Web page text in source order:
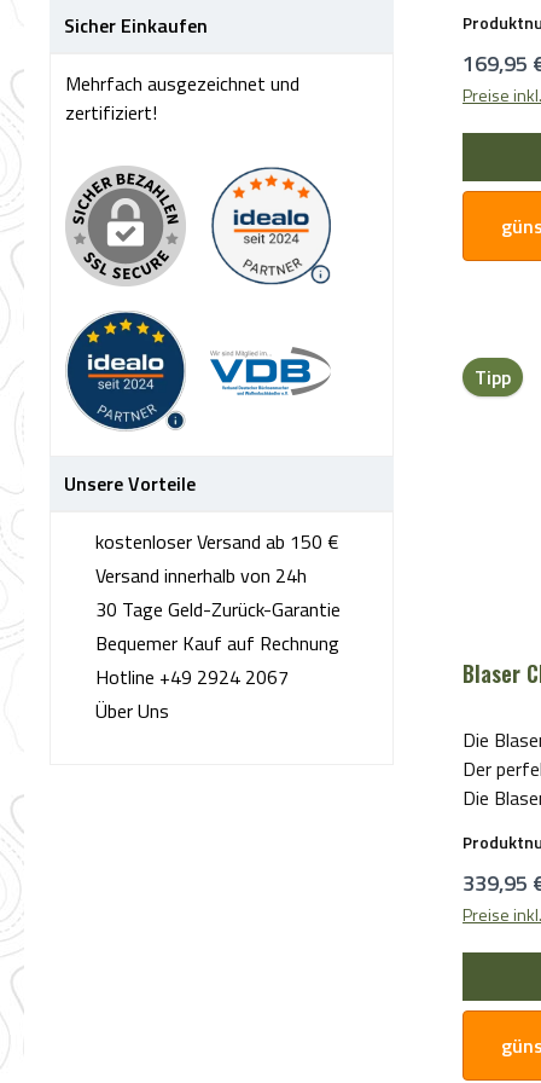
Sicher Einkaufen
Mehrfach ausgezeichnet und
zertifiziert!
Unsere Vorteile
kostenloser Versand ab 150 €
Versand innerhalb von 24h
30 Tage Geld-Zurück-Garantie
Bequemer Kauf auf Rechnung
Hotline +49 2924 2067
Über Uns
169,95
Preise
Tipp
Blaser
Die
Der
Die
treuer
Situation
und
und der
bietet
Das
339,95
Preise